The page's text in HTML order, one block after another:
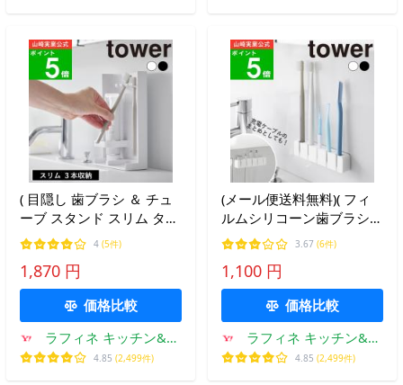
( 目隠し 歯ブラシ ＆ チュ
ーブ スタンド スリム タワ
ー ) tower 山崎実業 公式
オンライン 通販 洗面所 お
風呂 浴室 隠せる トゥース
ブラシ 電動 歯ブラシ
4 (5件)
1,870 円
価格比較
ラフィネ キッチン&生
活雑貨
4.85 (2,499件)
(メール便送料無料)( フィ
ルムシリコーン歯ブラシホ
ルダー 5連 タワー ) tower
山崎実業 公式 オンライン
通販 マルチフック 浮かす
吊るす 歯ブラシ 電動
3.67 (6件)
1,100 円
価格比較
ラフィネ キッチン&生
活雑貨
4.85 (2,499件)